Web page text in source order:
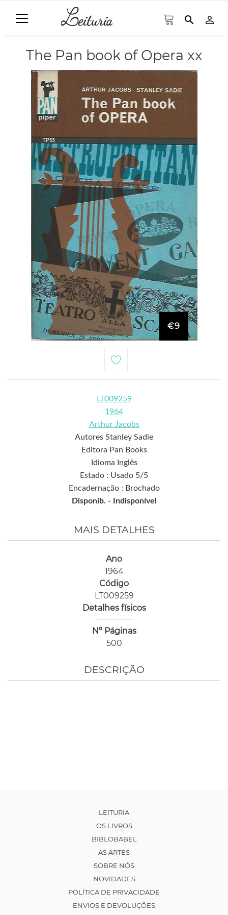
search person_outline
The Pan book of Opera xx
€9
LT009259
1964
Arthur Jacobs
Autores Stanley Sadie
Editora Pan Books
Idioma Inglês
Estado : Usado 5/5
Encadernação : Brochado
Disponib. -
Indisponível
MAIS DETALHES
Ano
1964
Código
LT009259
Detalhes físicos
Nº Páginas
500
DESCRIÇÃO
LEITURIA
OS LIVROS
BIBLOBABEL
AS ARTES
SOBRE NÓS
NOVIDADES
POLÍTICA DE PRIVACIDADE
ENVIOS E DEVOLUÇÕES